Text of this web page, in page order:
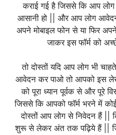
कराई गई है जिससे कि आप लोग
आसानी हो || और आप लोग
अपने मोबाइल फोन से या फिर
जाकर इस फॉर्म को
तो दोस्तों यदि आप लोग भी
आवेदन कर पाओ तो आपको इस लेख
को पूरा ध्यान पूर्वक से और पूरे
जिससे कि आपको फॉर्म भरने में
दोस्तों आप लोग से निवेदन हैं ||
शुरू से लेकर अंत तक पढ़िये हैं ||